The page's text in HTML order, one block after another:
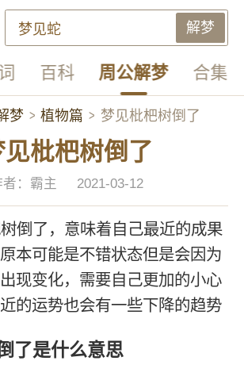
解梦
百科 周公解梦 合集
梦 植物篇 梦见枇杷树倒了
见枇杷树倒了
者：霸主 2021-03-12
倒了，意味着自己最近的成果
本可能是不错状态但是会因为
现变化，需要自己更加的小心
的运势也会有一些下降的趋势
了是什么意思